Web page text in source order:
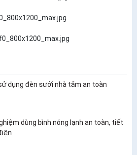
dụng đèn sưởi nhà tắm an toàn
dùng bình nóng lạnh an toàn, tiết